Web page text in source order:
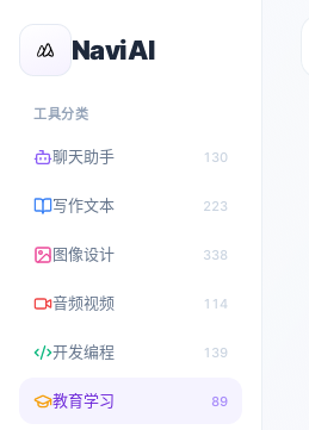
NaviAI
工具分类
聊天助手 130
写作文本 223
图像设计 338
音频视频 114
开发编程 139
教育学习 89